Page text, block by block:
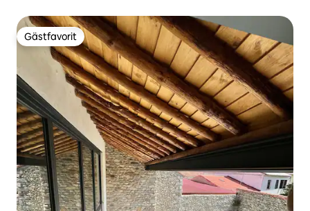
Gästfavorit
Gästfavorit